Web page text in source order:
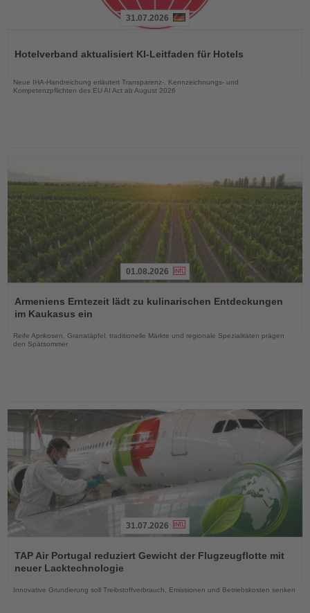
die
31.07.2026
Hotelverband aktualisiert KI-Leitfaden für Hotels
Neue IHA-Handreichung erläutert Transparenz-, Kennzeichnungs- und
Kompetenzpflichten des EU AI Act ab August 2026
Sie
die
01.08.2026
Armeniens Erntezeit lädt zu kulinarischen Entdeckungen
im Kaukasus ein
Reife Aprikosen, Granatäpfel, traditionelle Märkte und regionale Spezialitäten prägen
den Spätsommer
Sie
die
31.07.2026
TAP Air Portugal reduziert Gewicht der Flugzeugflotte mit
neuer Lacktechnologie
Innovative Grundierung soll Treibstoffverbrauch, Emissionen und Betriebskosten senken